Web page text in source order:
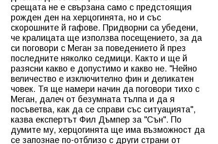
срещата не е свързана само с предстоящия
рожден ден на херцогинята, но и със
скорошните й гафове. Придворни са убедени,
че кралицата ще използва посещението, за да
си поговори с Меган за поведението й през
последните няколко седмици. Както и ще й
разясни какво е допустимо и какво не. "Нейно
величество е изключително фин и деликатен
човек. Тя ще намери начин да поговори тихо с
Меган, далеч от безумната тълпа и да я
посъветва, как да се справи със ситуацията",
казва експертът Фил Дъмпер за "Сън". По
думите му, херцогинята ще има възможност да
се запознае по-отблизо с други страни от